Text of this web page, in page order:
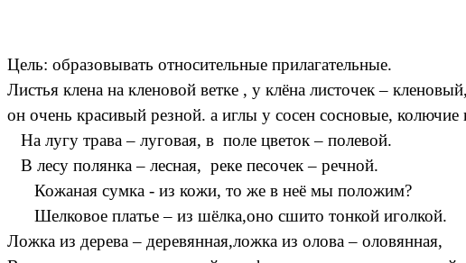
Цель: образовывать относительные прилагательные.
Листья клена на кленовой ветке , у клёна листочек – кленовый,
он очень красивый резной. а иглы у сосен сосновые, колючие
На лугу трава – луговая, в поле цветок – полевой.
В лесу полянка – лесная, реке песочек – речной.
Кожаная сумка - из кожи, то же в неё мы положим?
Шелковое платье – из шёлка,оно сшито тонкой иголкой.
Ложка из дерева – деревянная,ложка из олова – оловянная,